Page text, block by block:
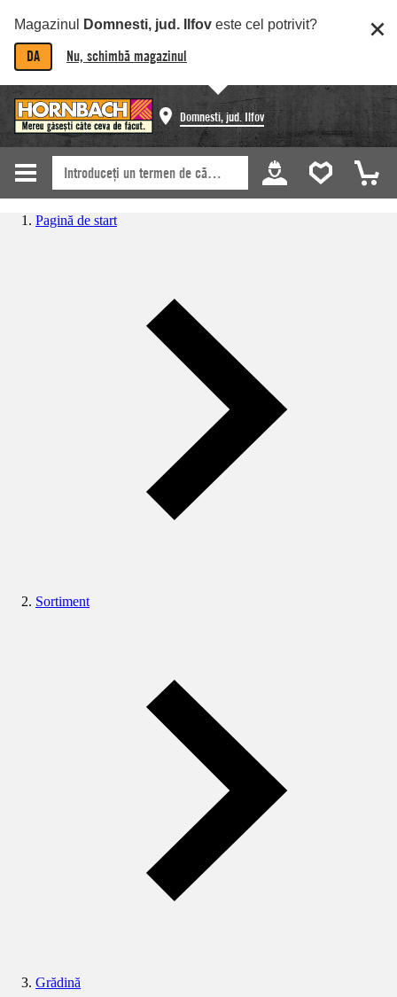
Magazinul Domnesti, jud. Ilfov este cel potrivit?
DA Nu, schimbă magazinul
Domnesti, jud. Ilfov
Pagină de start
Sortiment
Grădină